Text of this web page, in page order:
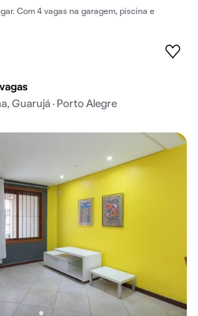
Com 4 vagas na garagem, piscina e
Guarujá · Porto Alegre